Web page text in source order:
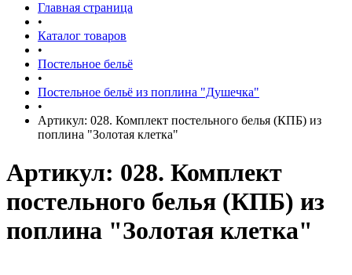
Главная страница
•
Каталог товаров
•
Постельное бельё
•
Постельное бельё из поплина "Душечка"
•
Артикул: 028. Комплект постельного белья (КПБ) из
поплина "Золотая клетка"
Артикул: 028. Комплект
постельного белья (КПБ) из
поплина "Золотая клетка"